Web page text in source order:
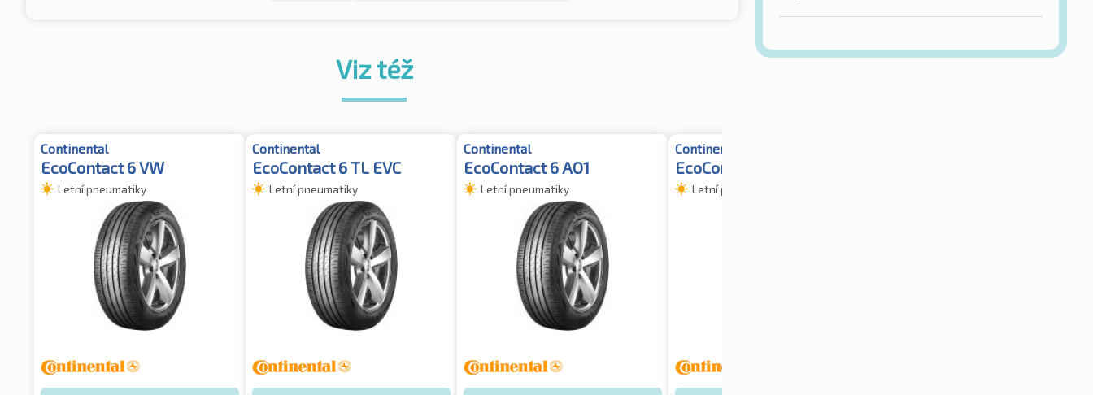
Viz též
Continental
EcoContact 6 VW
Letní pneumatiky
Continental
EcoContact 6 TL EVC
Letní pneumatiky
Continental
EcoContact 6 AO1
Letní pneumatiky
Continental
EcoContact 6Q BSW EVC
Letní pneumatiky